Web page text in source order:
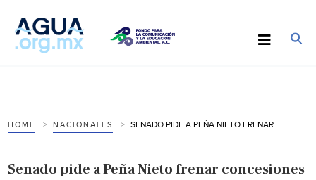
HOME NACIONALES
Senado pide a Peña Nieto frenar concesiones